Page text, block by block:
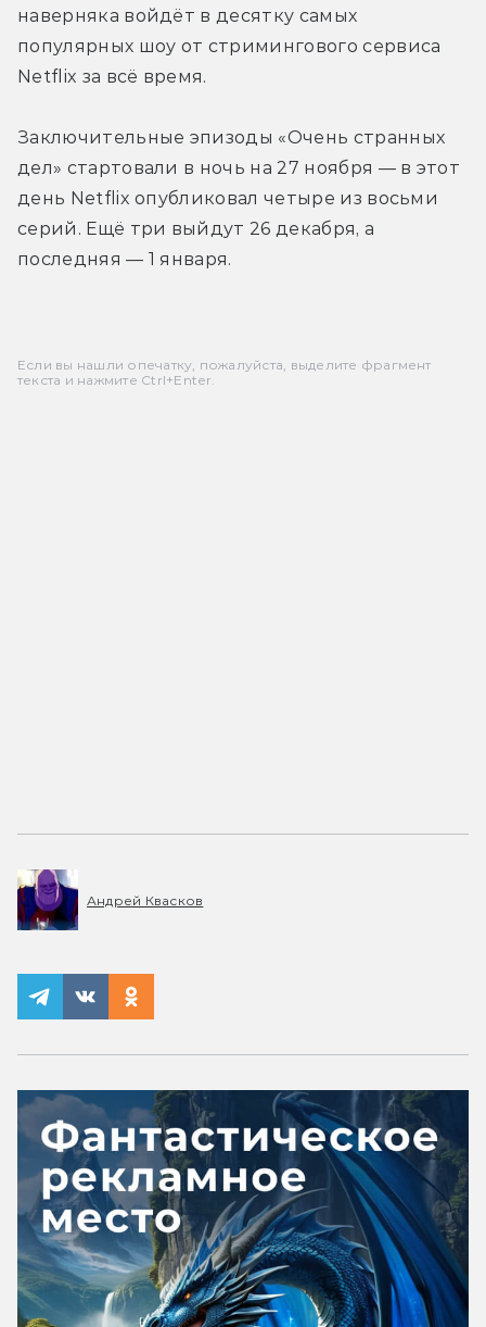
наверняка войдёт в десятку самых
популярных шоу от стримингового сервиса
Netflix за всё время.
Заключительные эпизоды «Очень странных
дел» стартовали в ночь на 27 ноября — в этот
день Netflix опубликовал четыре из восьми
серий. Ещё три выйдут 26 декабря, а
Если вы нашли опечатку, пожалуйста, выделите фрагмент
текста и нажмите Ctrl+Enter.
Андрей Квасков